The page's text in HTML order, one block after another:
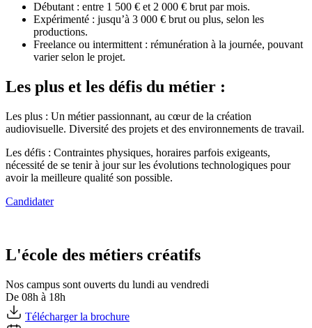
Débutant : entre 1 500 € et 2 000 € brut par mois.
Expérimenté : jusqu’à 3 000 € brut ou plus, selon les
productions.
Freelance ou intermittent : rémunération à la journée, pouvant
varier selon le projet.
Les plus et les défis du métier :
Les plus : Un métier passionnant, au cœur de la création
audiovisuelle. Diversité des projets et des environnements de travail.
Les défis : Contraintes physiques, horaires parfois exigeants,
nécessité de se tenir à jour sur les évolutions technologiques pour
avoir la meilleure qualité son possible.
Candidater
L'école des métiers créatifs
Nos campus sont ouverts du lundi au vendredi
De 08h à 18h
Télécharger la brochure